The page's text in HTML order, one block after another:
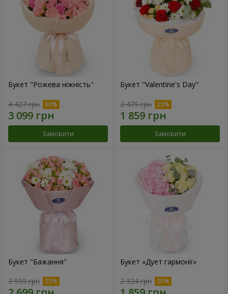
Букет "Рожева ніжність"
4 427 грн
Замовити
Букет "Valentine's Day"
2 479 грн
Замовити
Букет "Бажання"
3 599 грн
Букет «Дует гармонії»
2 324 грн